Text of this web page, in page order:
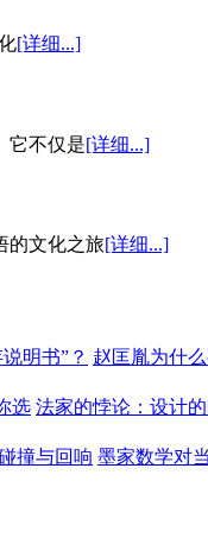
[详细...]
它不仅是[详细...]
的文化之旅[详细...]
明书”？ 赵匡胤为什
选 法家的悖论：设计
撞与回响 墨家数学对